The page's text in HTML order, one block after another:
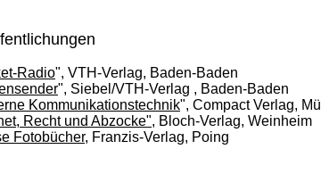
Radio", VTH-Verlag, Baden-Baden
", Siebel/VTH-Verlag , Baden-Baden
Kommunikationstechnik", Compact Verlag,
Recht und Abzocke", Bloch-Verlag, Weinheim
Fotobücher, Franzis-Verlag, Poing